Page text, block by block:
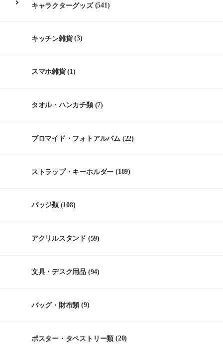
キャラクターグッズ(541)
キッチン雑貨(3)
スマホ雑貨(1)
タオル・ハンカチ類(7)
ブロマイド・フォトアルバム (22)
ストラップ・キーホルダー (189)
バッジ類(108)
アクリルスタンド (59)
文具・デスク用品 (94)
バッグ・財布類 (9)
ポスター・タペストリー類 (20)